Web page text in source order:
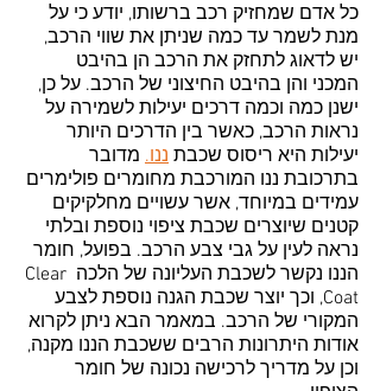
כל אדם שמחזיק רכב ברשותו, יודע כי על
מנת לשמר עד כמה שניתן את שווי הרכב,
יש לדאוג לתחזק את הרכב הן בהיבט
המכני והן בהיבט החיצוני של הרכב. על כן,
ישנן כמה וכמה דרכים יעילות לשמירה על
נראות הרכב, כאשר בין הדרכים היותר
יעילות היא ריסוס שכבת ננו. מדובר
בתרכובת ננו המורכבת מחומרים פולימרים
עמידים במיוחד, אשר עשויים מחלקיקים
קטנים שיוצרים שכבת ציפוי נוספת ובלתי
נראה לעין על גבי צבע הרכב. בפועל, חומר
הננו נקשר לשכבת העליונה של הלכה Clear
Coat, וכך יוצר שכבת הגנה נוספת לצבע
המקורי של הרכב. במאמר הבא ניתן לקרוא
אודות היתרונות הרבים ששכבת הננו מקנה,
וכן על מדריך לרכישה נכונה של חומר